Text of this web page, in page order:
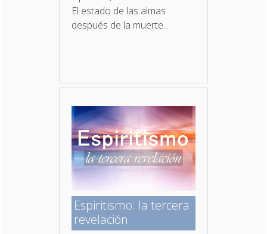
El estado de las almas
después de la muerte...
Espiritismo: la tercera
revelación